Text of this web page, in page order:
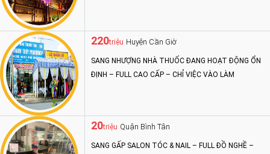
220triệu Huyện Cần Giờ
SANG NHƯỢNG NHÀ THUỐC ĐANG HOẠT ĐỘNG ỔN
ĐỊNH – FULL CAO CẤP – CHỈ VIỆC VÀO LÀM
20triệu Quận Bình Tân
SANG GẤP SALON TÓC & NAIL – FULL ĐỒ NGHỀ –